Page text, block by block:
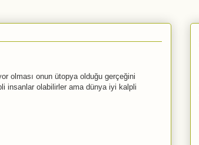
olması onun ütopya olduğu gerçeğini
insanlar olabilirler ama dünya iyi kalpli